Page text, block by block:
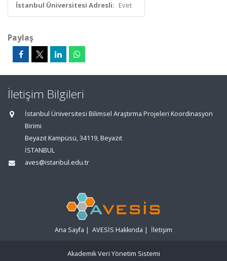
İstanbul Üniversitesi Adresli: Evet
Paylaş
İletişim Bilgileri
İstanbul Üniversitesi Bilimsel Araştırma Projeleri Koordinasyon
Birimi
Beyazıt Kampüsü, 34119, Beyazıt
İSTANBUL
aves@istanbul.edu.tr
Ana Sayfa | AVESİS Hakkında | İletişim
Akademik Veri Yönetim Sistemi